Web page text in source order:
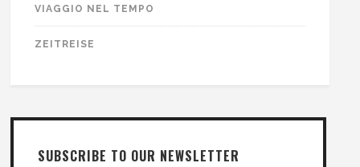
VIAGGIO NEL TEMPO
ZEITREISE
SUBSCRIBE TO OUR NEWSLETTER